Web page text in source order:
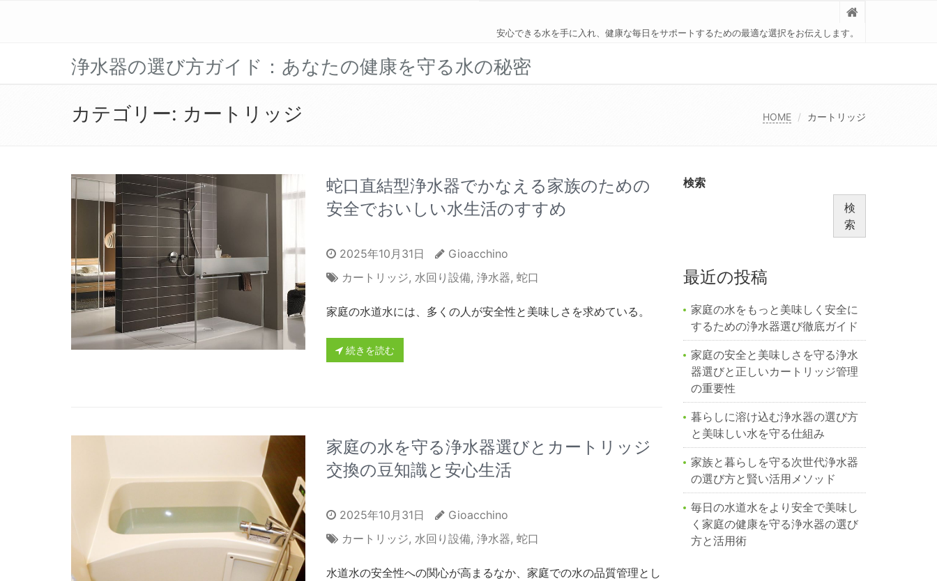
安心できる水を手に入れ、健康な毎日をサポートするための最適な選択をお伝えします。
浄水器の選び方ガイド：あなたの健康を守る水の秘密
カテゴリー: カートリッジ HOME カートリッジ
蛇口直結型浄水器でかなえる家族のための
安全でおいしい水生活のすすめ
2025年10月31日
Gioacchino
カートリッジ, 水回り設備, 浄水器, 蛇口
家庭の水道水には、多くの人が安全性と美味しさを求めている。
続きを読む
家庭の水を守る浄水器選びとカートリッジ
交換の豆知識と安心生活
2025年10月31日
Gioacchino
カートリッジ, 水回り設備, 浄水器, 蛇口
水道水の安全性への関心が高まるなか、家庭での水の品質管理とし
検索
検
索
最近の投稿
家庭の水をもっと美味しく安全に
するための浄水器選び徹底ガイド
家庭の安全と美味しさを守る浄水
器選びと正しいカートリッジ管理
の重要性
暮らしに溶け込む浄水器の選び方
と美味しい水を守る仕組み
家族と暮らしを守る次世代浄水器
の選び方と賢い活用メソッド
毎日の水道水をより安全で美味し
く家庭の健康を守る浄水器の選び
方と活用術